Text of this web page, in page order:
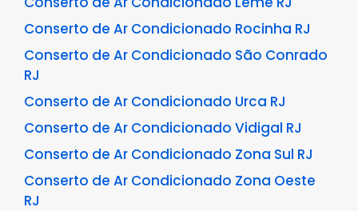
Conserto de Ar Condicionado Rocinha RJ
Conserto de Ar Condicionado São Conrado
RJ
Conserto de Ar Condicionado Urca RJ
Conserto de Ar Condicionado Vidigal RJ
Conserto de Ar Condicionado Zona Sul RJ
Conserto de Ar Condicionado Zona Oeste
RJ